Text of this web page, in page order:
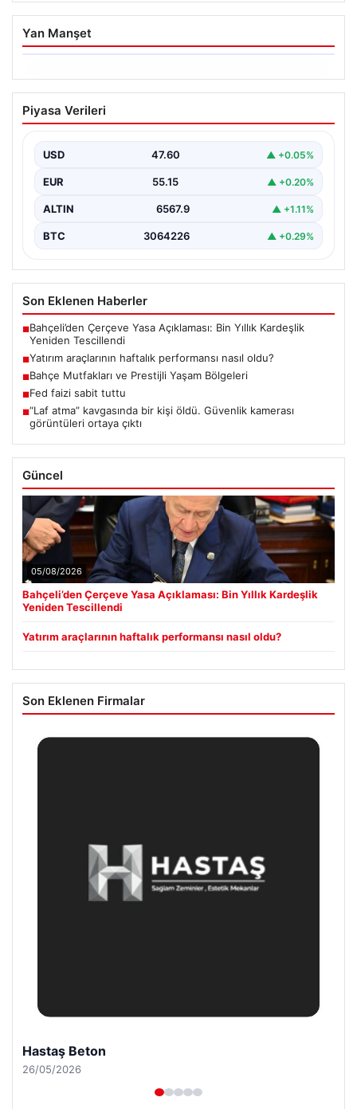
Yan Manşet
05.08.2026
Yatırım araçlarının haftalık performansı
nasıl oldu?
"content": "Bir haftalık zaman diliminde finans
piyasalarında hareketlilik…
Piyasa Verileri
USD 47.60 ▲ +0.05%
EUR 55.15 ▲ +0.20%
ALTIN 6567.9 ▲ +1.11%
BTC 3064226 ▲ +0.29%
Son Eklenen Haberler
■Bahçeli’den Çerçeve Yasa Açıklaması: Bin Yıllık Kardeşlik
Yeniden Tescillendi
■Yatırım araçlarının haftalık performansı nasıl oldu?
■Bahçe Mutfakları ve Prestijli Yaşam Bölgeleri
■Fed faizi sabit tuttu
■“Laf atma” kavgasında bir kişi öldü. Güvenlik kamerası
görüntüleri ortaya çıktı
Güncel
05/08/2026
Bahçeli’den Çerçeve Yasa Açıklaması: Bin Yıllık Kardeşlik
Yeniden Tescillendi
Yatırım araçlarının haftalık performansı nasıl oldu?
Son Eklenen Firmalar
Prenses Night Club
29/04/2026